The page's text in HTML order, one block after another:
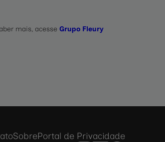
mais, acesse Grupo Fleury
SobrePortal de Privacidade